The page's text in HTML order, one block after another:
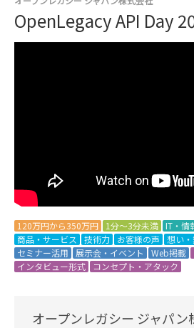
OpenLegacy API Day
120万円から350万円 1分～3分未満 IT・情
商品・サービス
技術力 お客様の声 想い
セミナー活用
展示会・イベント Web掲載
インタビュー形式
コンセプト・アタック
オープンレガシー ジャパン